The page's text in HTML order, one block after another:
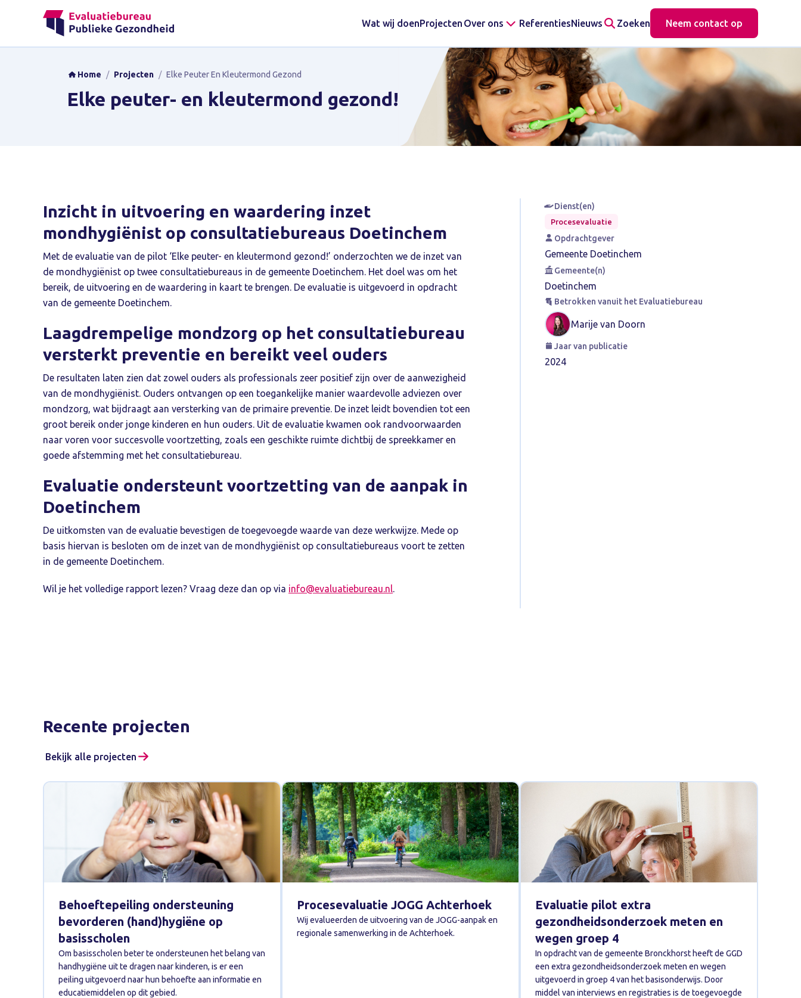
Wat wij doenProjecten Over ons ReferentiesNieuws Zoeken Neem contact op
Home / Projecten / Elke Peuter En Kleutermond Gezond
Elke peuter- en kleutermond gezond!
Inzicht in uitvoering en waardering inzet
mondhygiënist op consultatiebureaus Doetinchem
Met de evaluatie van de pilot ‘Elke peuter- en kleutermond gezond!’ onderzochten we de inzet van
de mondhygiënist op twee consultatiebureaus in de gemeente Doetinchem. Het doel was om het
bereik, de uitvoering en de waardering in kaart te brengen. De evaluatie is uitgevoerd in opdracht
van de gemeente Doetinchem.
Laagdrempelige mondzorg op het consultatiebureau
versterkt preventie en bereikt veel ouders
De resultaten laten zien dat zowel ouders als professionals zeer positief zijn over de aanwezigheid
van de mondhygiënist. Ouders ontvangen op een toegankelijke manier waardevolle adviezen over
mondzorg, wat bijdraagt aan versterking van de primaire preventie. De inzet leidt bovendien tot een
groot bereik onder jonge kinderen en hun ouders. Uit de evaluatie kwamen ook randvoorwaarden
naar voren voor succesvolle voortzetting, zoals een geschikte ruimte dichtbij de spreekkamer en
goede afstemming met het consultatiebureau.
Evaluatie ondersteunt voortzetting van de aanpak in
Doetinchem
De uitkomsten van de evaluatie bevestigen de toegevoegde waarde van deze werkwijze. Mede op
basis hiervan is besloten om de inzet van de mondhygiënist op consultatiebureaus voort te zetten
in de gemeente Doetinchem.
Wil je het volledige rapport lezen? Vraag deze dan op via info@evaluatiebureau.nl.
Dienst(en)
Procesevaluatie
Opdrachtgever
Gemeente Doetinchem
Gemeente(n)
Doetinchem
Betrokken vanuit het Evaluatiebureau
Marije van Doorn
Jaar van publicatie
2024
Recente projecten
Bekijk alle projecten
Behoeftepeiling ondersteuning
bevorderen (hand)hygiëne op
basisscholen
Om basisscholen beter te ondersteunen het belang van
handhygiëne uit te dragen naar kinderen, is er een
peiling uitgevoerd naar hun behoefte aan informatie en
educatiemiddelen op dit gebied.
Procesevaluatie JOGG Achterhoek
Wij evalueerden de uitvoering van de JOGG-aanpak en
regionale samenwerking in de Achterhoek.
Evaluatie pilot extra
gezondheidsonderzoek meten en
wegen groep 4
In opdracht van de gemeente Bronckhorst heeft de GGD
een extra gezondheidsonderzoek meten en wegen
uitgevoerd in groep 4 van het basisonderwijs. Door
middel van interviews en registraties is de toegevoegde